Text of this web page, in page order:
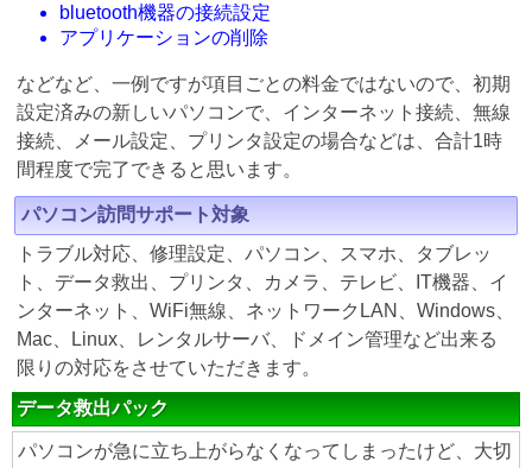
bluetooth機器の接続設定
アプリケーションの削除
などなど、一例ですが項目ごとの料金ではないので、初期
設定済みの新しいパソコンで、インターネット接続、無線
接続、メール設定、プリンタ設定の場合などは、合計1時
間程度で完了できると思います。
パソコン訪問サポート対象
トラブル対応、修理設定、パソコン、スマホ、タブレッ
ト、データ救出、プリンタ、カメラ、テレビ、IT機器、イ
ンターネット、WiFi無線、ネットワークLAN、Windows、
Mac、Linux、レンタルサーバ、ドメイン管理など出来る
限りの対応をさせていただきます。
データ救出パック
パソコンが急に立ち上がらなくなってしまったけど、大切